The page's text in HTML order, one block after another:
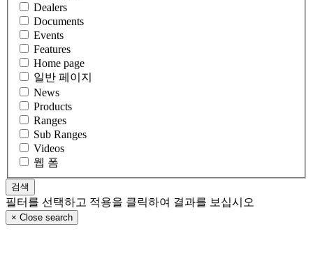
Dealers
Documents
Events
Features
Home page
일반 페이지
News
Products
Ranges
Sub Ranges
Videos
웹 폼
필터를 선택하고 적용을 클릭하여 결과를 보십시오
× Close search